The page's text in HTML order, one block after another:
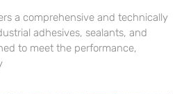
a comprehensive and technically
adhesives, sealants, and
to meet the performance,